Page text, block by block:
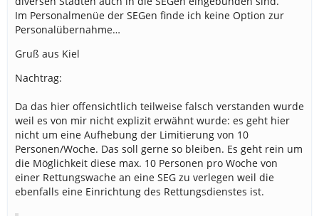
Im Personalmenüe der SEGen finde ich keine Option zur
Personalübernahme…
Gruß aus Kiel
Nachtrag:
Da das hier offensichtlich teilweise falsch verstanden wurde
weil es von mir nicht explizit erwähnt wurde: es geht hier
nicht um eine Aufhebung der Limitierung von 10
Personen/Woche. Das soll gerne so bleiben. Es geht rein um
die Möglichkeit diese max. 10 Personen pro Woche von
einer Rettungswache an eine SEG zu verlegen weil die
ebenfalls eine Einrichtung des Rettungsdienstes ist.